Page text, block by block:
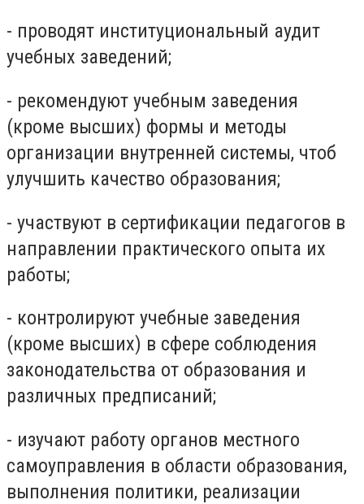
- проводят институциональный аудит
учебных заведений;
- рекомендуют учебным заведения
(кроме высших) формы и методы
организации внутренней системы, чтоб
улучшить качество образования;
- участвуют в сертификации педагогов в
направлении практического опыта их
работы;
- контролируют учебные заведения
(кроме высших) в сфере соблюдения
законодательства от образования и
различных предписаний;
- изучают работу органов местного
самоуправления в области образования,
выполнения политики, реализации